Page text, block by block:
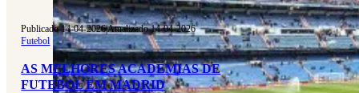
Publicado 14-04-2026|Atualizado 14-04-2026
Futebol
AS MELHORES ACADEMIAS DE
FUTEBOL EM MADRID